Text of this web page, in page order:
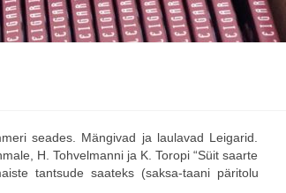
seades. Mängivad ja laulavad Leigarid.
H. Tohvelmanni ja K. Toropi “Süit saarte
tantsude saateks (saksa-taani päritolu